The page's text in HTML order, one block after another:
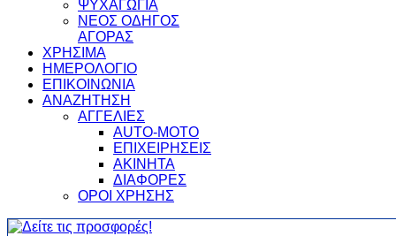
ΨΥΧΑΓΩΓΙΑ
ΝΕΟΣ ΟΔΗΓΟΣ
ΑΓΟΡΑΣ
ΧΡΗΣΙΜΑ
ΗΜΕΡΟΛΟΓΙΟ
ΕΠΙΚΟΙΝΩΝΙΑ
ΑΝΑΖΗΤΗΣΗ
ΑΓΓΕΛΙΕΣ
AUTO-MOTO
ΕΠΙΧΕΙΡΗΣΕΙΣ
ΑΚΙΝΗΤΑ
ΔΙΑΦΟΡΕΣ
ΟΡΟΙ ΧΡΗΣΗΣ